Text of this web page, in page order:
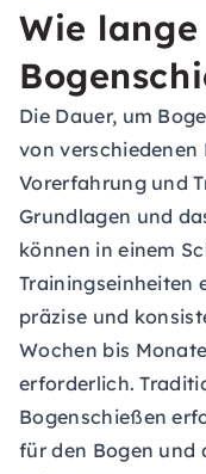
Wie
Die Dauer, um
von verschiedenen
Vorerfahrung und
Grundlagen und
können in einem
Trainingseinheiten
präzise und
Wochen bis
erforderlich.
Bogenschießen
für den Bogen und